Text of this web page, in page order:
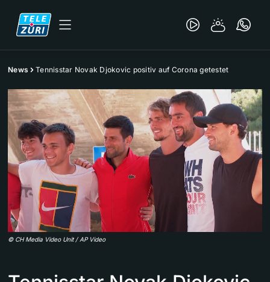
News Tennisstar Novak Djokovic positiv auf Corona getestet
© CH Media Video Unit / AP Video